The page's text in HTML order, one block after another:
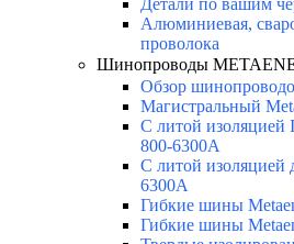
Алюминиевая,
проволока
Шинопроводы
Обзор
Магистральный
С литой изоляцией
800-6300A
С литой изоляцией
6300A
Гибкие шины
Гибкие шины